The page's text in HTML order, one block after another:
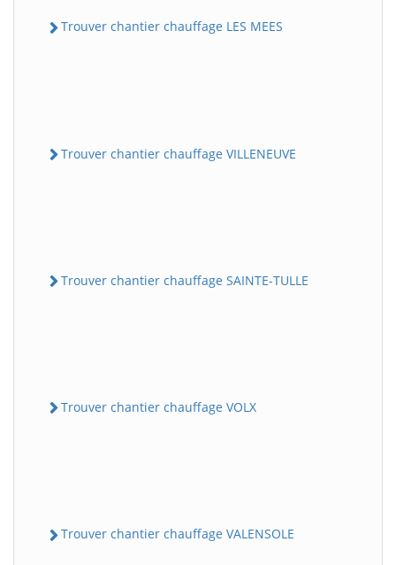
Trouver chantier chauffage LES MEES
Trouver chantier chauffage VILLENEUVE
Trouver chantier chauffage SAINTE-TULLE
Trouver chantier chauffage VOLX
Trouver chantier chauffage VALENSOLE